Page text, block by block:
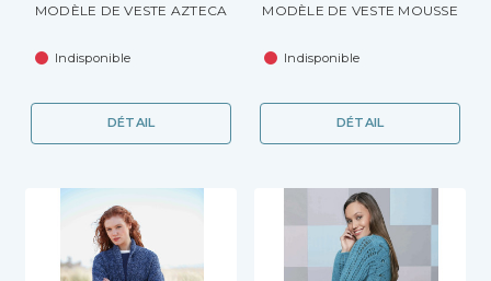
MODÈLE DE VESTE AZTECA
Indisponible
DÉTAIL
MODÈLE DE VESTE MOUSSE
Indisponible
DÉTAIL